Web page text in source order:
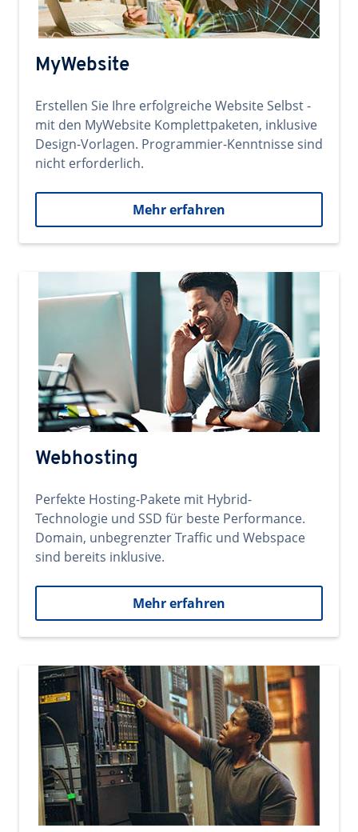
MyWebsite
Erstellen Sie Ihre erfolgreiche Website Selbst -
mit den MyWebsite Komplettpaketen, inklusive
Design-Vorlagen. Programmier-Kenntnisse sind
nicht erforderlich.
Mehr erfahren
Webhosting
Perfekte Hosting-Pakete mit Hybrid-
Technologie und SSD für beste Performance.
Domain, unbegrenzter Traffic und Webspace
sind bereits inklusive.
Mehr erfahren